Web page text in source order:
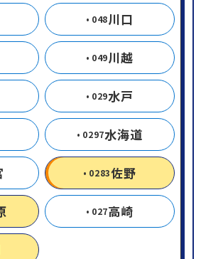
048川口
049川越
029水戸
0297水海道
0283佐野
027高崎